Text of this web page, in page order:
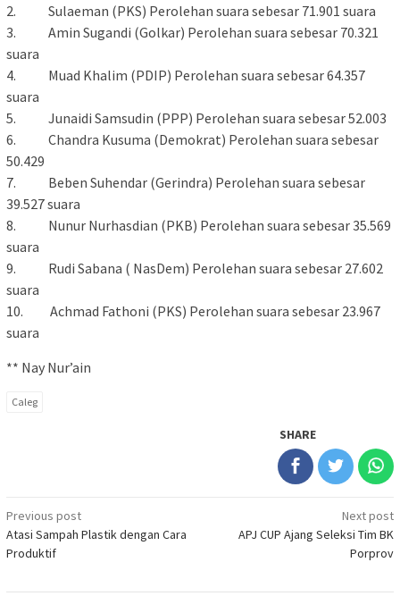
2. Sulaeman (PKS) Perolehan suara sebesar 71.901 suara
3. Amin Sugandi (Golkar) Perolehan suara sebesar 70.321
suara
4. Muad Khalim (PDIP) Perolehan suara sebesar 64.357
suara
5. Junaidi Samsudin (PPP) Perolehan suara sebesar 52.003
6. Chandra Kusuma (Demokrat) Perolehan suara sebesar
50.429
7. Beben Suhendar (Gerindra) Perolehan suara sebesar
39.527 suara
8. Nunur Nurhasdian (PKB) Perolehan suara sebesar 35.569
suara
9. Rudi Sabana ( NasDem) Perolehan suara sebesar 27.602
suara
10. Achmad Fathoni (PKS) Perolehan suara sebesar 23.967
suara
** Nay Nur’ain
Caleg
SHARE
Post
navigation
Previous post
Atasi Sampah Plastik dengan Cara
Produktif
Next post
APJ CUP Ajang Seleksi Tim BK
Porprov